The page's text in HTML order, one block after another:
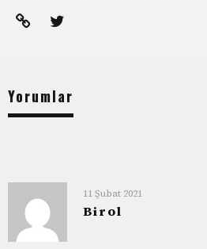
Yorumlar
11 Şubat 2021
Birol